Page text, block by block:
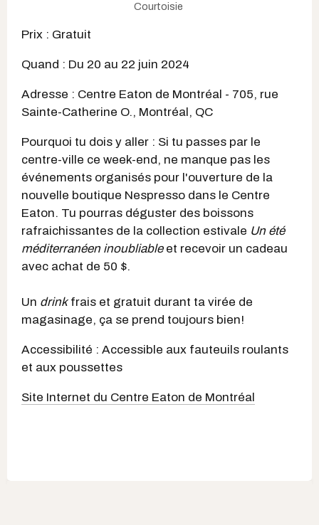
Courtoisie
Prix : Gratuit
Quand : Du 20 au 22 juin 2024
Adresse : Centre Eaton de Montréal - 705, rue
Sainte-Catherine O., Montréal, QC
Pourquoi tu dois y aller : Si tu passes par le
centre-ville ce week-end, ne manque pas les
événements organisés pour l'ouverture de la
nouvelle boutique Nespresso dans le Centre
Eaton. Tu pourras déguster des boissons
rafraichissantes de la collection estivale Un été
méditerranéen inoubliable et recevoir un cadeau
avec achat de 50 $.
Un drinkfrais et gratuit durant ta virée de
magasinage, ça se prend toujours bien!
Accessibilité : Accessible aux fauteuils roulants
et aux poussettes
Site Internet du Centre Eaton de Montréal